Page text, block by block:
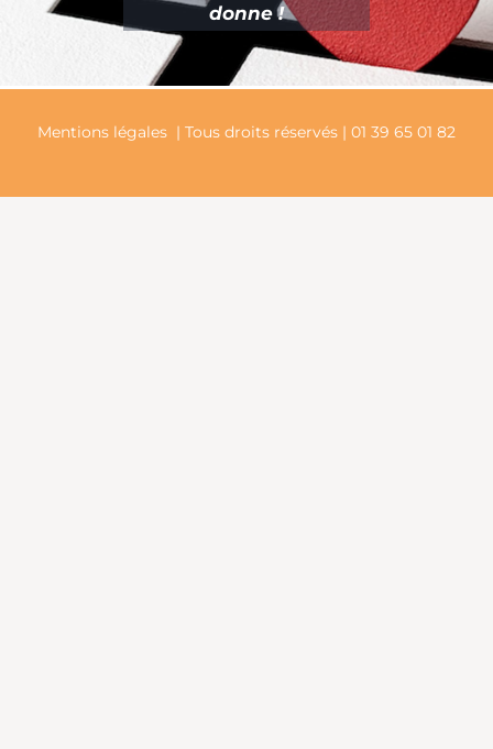
donne !
Mentions légales | Tous droits réservés | 01 39 65 01 82